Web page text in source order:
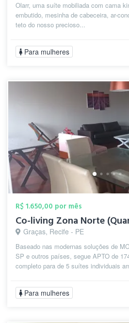
Olarr, uma suíte mobiliada com cama
embutido, mesinha de cabeceira, ar-
teto do nosso precioso...
Para mulheres
R$ 1.650,00 por mês
Co-living Zona Norte
Graças, Recife - PE
Baseado nas modernas soluções de
SP e outros países, segue APTO de
completo para de 5 suítes individuais
Para mulheres